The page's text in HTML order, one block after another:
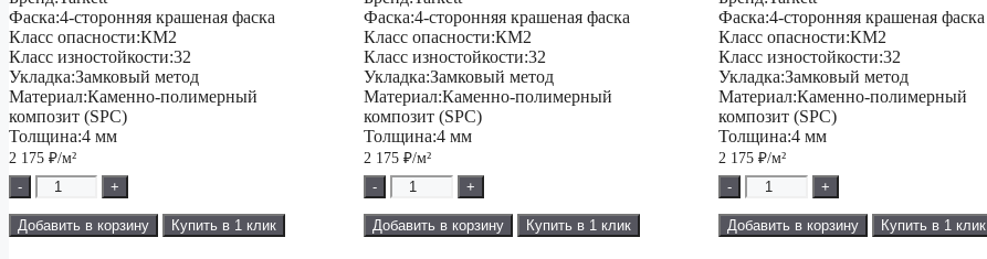
Фаска:4-сторонняя крашеная фаска
Класс опасности:КМ2
Класс изностойкости:32
Укладка:Замковый метод
Материал:Каменно-полимерный
композит (SPC)
Толщина:4 мм
2 175 ₽/м²
-
+
Добавить в корзину Купить в 1 клик
Фаска:4-сторонняя крашеная фаска
Класс опасности:КМ2
Класс изностойкости:32
Укладка:Замковый метод
Материал:Каменно-полимерный
композит (SPC)
Толщина:4 мм
2 175₽/м²
-
+
Добавить в корзину Купить в 1 клик
Фаска:4-сторонняя крашеная фаска
Класс опасности:КМ2
Класс изностойкости:32
Укладка:Замковый метод
Материал:Каменно-полимерный
композит (SPC)
Толщина:4 мм
2 175₽/м²
-
+
Добавить в корзину Купить в 1 клик